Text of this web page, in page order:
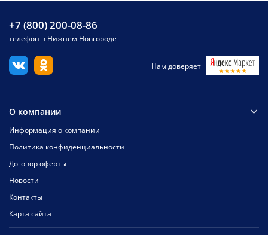
+7 (800) 200-08-86
телефон в Нижнем Новгороде
Нам доверяет
О компании
Информация о компании
Политика конфиденциальности
Договор оферты
Новости
Контакты
Карта сайта